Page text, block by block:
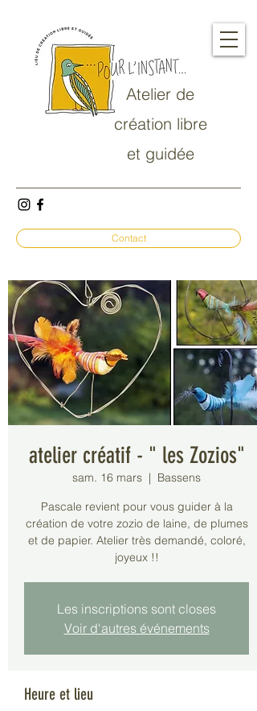
Atelier de
création libre
et guidée
Contact
atelier créatif - " les Zozios"
sam. 16 mars
  |
Bassens
Pascale revient pour vous guider à la
création de votre zozio de laine, de plumes
et de papier. Atelier très demandé, coloré,
joyeux !!
Les inscriptions sont closes
Voir d'autres événements
Heure et lieu